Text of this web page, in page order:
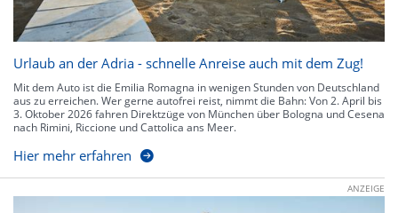
Urlaub an der Adria - schnelle Anreise auch mit dem Zug!
Mit dem Auto ist die Emilia Romagna in wenigen Stunden von Deutschland
aus zu erreichen. Wer gerne autofrei reist, nimmt die Bahn: Von 2. April bis
3. Oktober 2026 fahren Direktzüge von München über Bologna und Cesena
nach Rimini, Riccione und Cattolica ans Meer.
Hier mehr erfahren
ANZEIGE